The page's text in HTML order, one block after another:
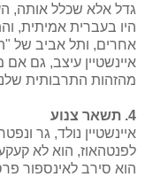
גדל אלא שכלל אותה,
היו בעברית אמיתית,
אחרים, ותל אביב של
איינשטיין עיצב, גם
מהזהות התרבותית
4. תשאר צנוע
איינשטיין נולד, גר
לפנטהאוז, הוא לא
הוא סירב לאינספור